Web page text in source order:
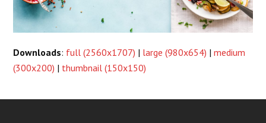
Downloads: full (2560x1707) | large (980x654) |medium
(300x200) | thumbnail (150x150)